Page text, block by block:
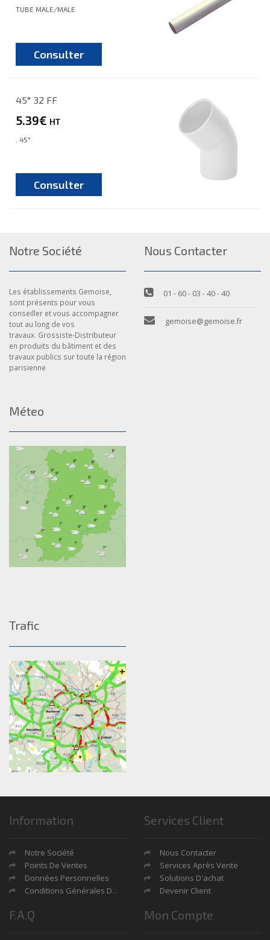
TUBE MALE/MALE
Consulter
45° 32 FF
5.39€ HT
. 45°
Consulter
Notre Société
Les établissements Gemoise,
sont présents pour vous
conseiller et vous accompagner
tout au long de vos
travaux. Grossiste-Distributeur
en produits du bâtiment et des
travaux publics sur toute la région
parisienne
Nous Contacter
01 - 60 - 03 - 40 - 40
gemoise@gemoise.fr
Méteo
Trafic
Information
Notre Société
Points De Ventes
Données Personnelles
Conditions Générales De Ventes
Services Client
Nous Contacter
Services Après Vente
Solutions D'achat
Devenir Client
F.A.Q Mon Compte